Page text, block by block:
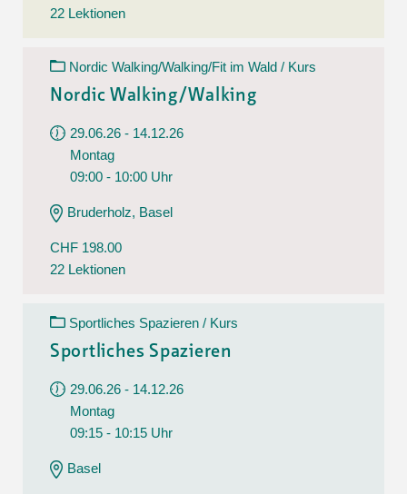
22 Lektionen
Nordic Walking/Walking/Fit im Wald / Kurs
Nordic Walking/Walking
29.06.26 - 14.12.26
Montag
09:00 - 10:00 Uhr
Bruderholz, Basel
CHF 198.00
22 Lektionen
Sportliches Spazieren / Kurs
Sportliches Spazieren
29.06.26 - 14.12.26
Montag
09:15 - 10:15 Uhr
Basel